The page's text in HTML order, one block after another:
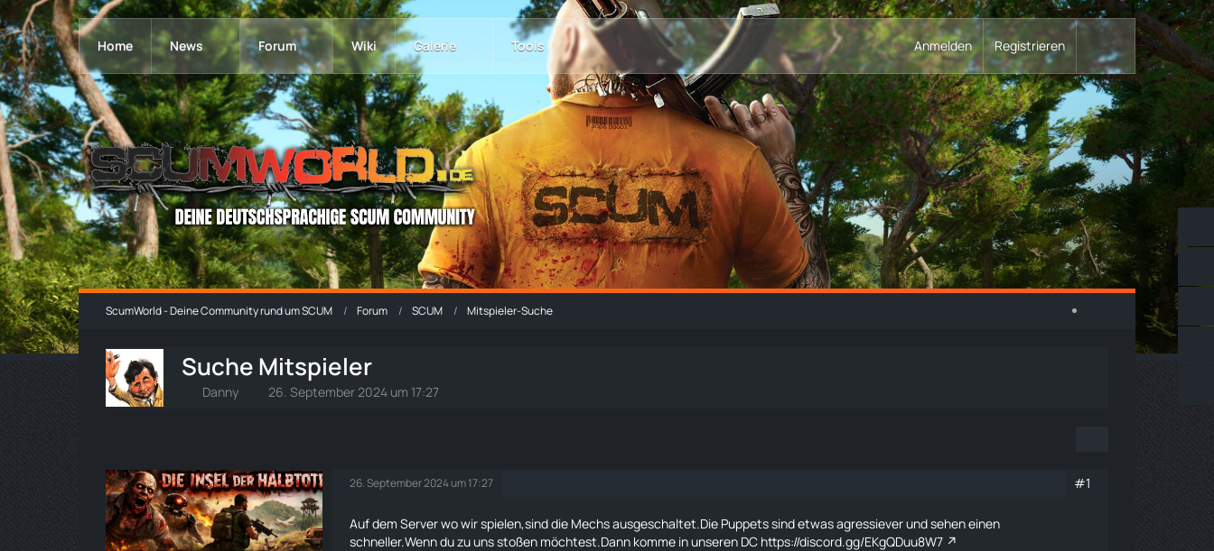
Home News Forum Wiki Galerie Tools Anmelden Registrieren
ScumWorld - Deine Community rund um SCUM Forum SCUM Mitspieler-Suche
Suche Mitspieler
Danny 26. September 2024 um 17:27
26. September 2024 um 17:27 #1
Auf dem Server wo wir spielen,sind die Mechsausgeschaltet.Die Puppetssind etwas agressiever und sehen einen
schneller.Wenn du zu uns stoßen möchtest.Dann komme in unseren DC https://discord.gg/EKgQDuu8W7